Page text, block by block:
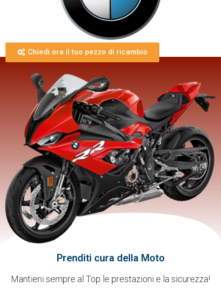
Chiedi ora il tuo pezzo di ricambio
Prenditi cura della Moto
Mantieni sempre al Top le prestazioni e la sicurezza!